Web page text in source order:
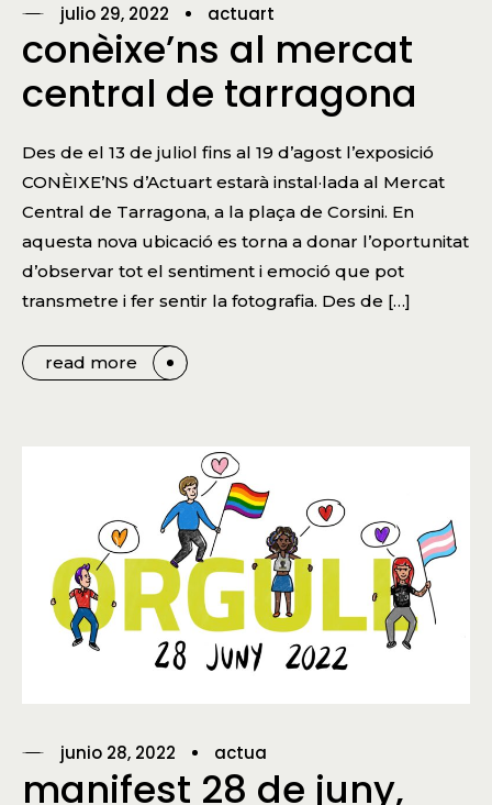
julio 29, 2022 actuart
conèixe’ns al mercat
central de tarragona
Des de el 13 de juliol fins al 19 d’agost l’exposició
CONÈIXE’NS d’Actuart estarà instal·lada al Mercat
Central de Tarragona, a la plaça de Corsini. En
aquesta nova ubicació es torna a donar l’oportunitat
d’observar tot el sentiment i emoció que pot
transmetre i fer sentir la fotografia. Des de […]
read more
junio 28, 2022 actua
manifest 28 de juny,